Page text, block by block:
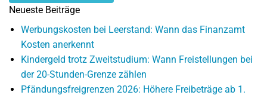
Neueste Beiträge
Werbungskosten bei Leerstand: Wann das Finanzamt
Kosten anerkennt
Kindergeld trotz Zweitstudium: Wann Freistellungen bei
der 20-Stunden-Grenze zählen
Pfändungsfreigrenzen 2026: Höhere Freibeträge ab 1.